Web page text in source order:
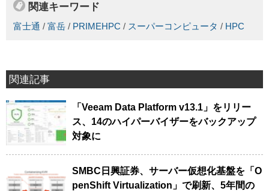
関連キーワード
富士通 / 富岳 / PRIMEHPC / スーパーコンピュータ / HPC
関連記事
「Veeam Data Platform v13.1」をリリー
ス、14のハイパーバイザーをバックアップ
対象に
SMBC日興証券、サーバー仮想化基盤を「O
penShift Virtualization」で刷新、5年間の